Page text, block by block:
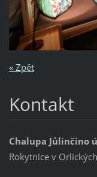
« Zpět
Kontakt
Chalupa Jůlinčino
Rokytnice v